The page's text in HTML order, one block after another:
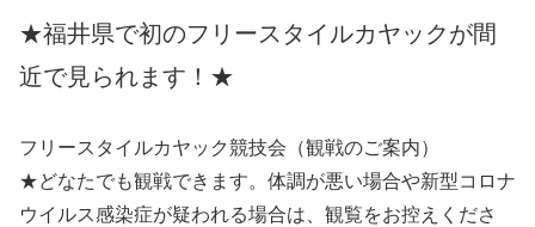
★福井県で初のフリースタイルカヤックが間
近で見られます！★
フリースタイルカヤック競技会（観戦のご案内）
★どなたでも観戦できます。体調が悪い場合や新型コロナ
ウイルス感染症が疑われる場合は、観覧をお控えくださ